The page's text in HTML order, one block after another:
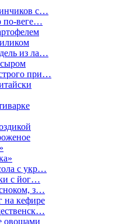
с…
по-веге…
из ла…
при…
с укр…
с йог…
з…
на кефире
овощами